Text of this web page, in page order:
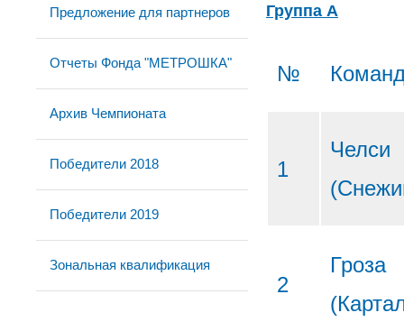
Предложение для партнеров
Отчеты Фонда "МЕТРОШКА"
Архив Чемпионата
Победители 2018
Победители 2019
Зональная квалификация
Группа А
№
1
Челси
2
Гроза